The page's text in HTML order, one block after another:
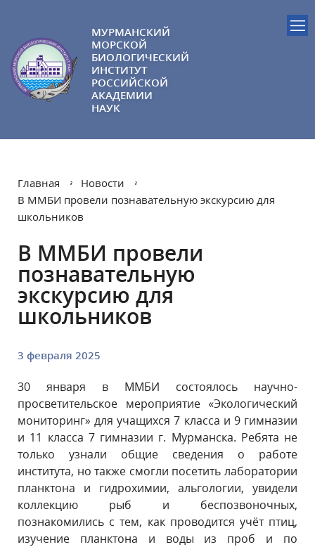
МУРМАНСКИЙ
МОРСКОЙ
БИОЛОГИЧЕСКИЙ
ИНСТИТУТ
РОССИЙСКОЙ
АКАДЕМИИ
НАУК
Главная
Новости
В ММБИ провели познавательную экскурсию для
школьников
В ММБИ провели
познавательную
экскурсию для
школьников
3 февраля 2025
30 января в ММБИ состоялось научно-
просветительское мероприятие «Экологический
мониторинг» для учащихся 7 класса и 9 гимназии
и 11 класса 7 гимназии г. Мурманска. Ребята не
только узнали общие сведения о работе
института, но также смогли посетить лаборатории
планктона и гидрохимии, альгологии, увидели
коллекцию рыб и беспозвоночных,
познакомились с тем, как проводится учёт птиц,
изучение планктона и воды из проб и по